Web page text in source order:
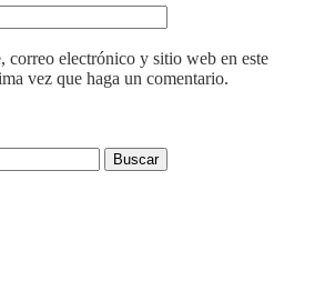
correo electrónico y sitio web en este
vez que haga un comentario.